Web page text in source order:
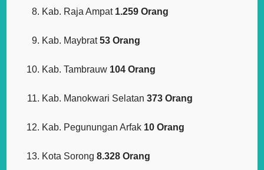
Kab. Raja Ampat 1.259 Orang
Kab. Maybrat53 Orang
Kab. Tambrauw 104 Orang
Kab. Manokwari Selatan373 Orang
Kab. Pegunungan Arfak 10 Orang
Kota Sorong8.328 Orang